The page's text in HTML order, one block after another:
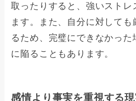
取ったりすると、強いストレ
ます。また、自分に対して
るため、完璧にできなかった
に陥ることもあります。
感情より事実を重視する